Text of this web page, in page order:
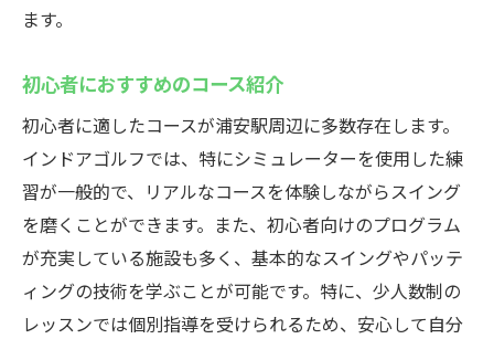
ます。
初心者におすすめのコース紹介
初心者に適したコースが浦安駅周辺に多数存在します。
インドアゴルフでは、特にシミュレーターを使用した練
習が一般的で、リアルなコースを体験しながらスイング
を磨くことができます。また、初心者向けのプログラム
が充実している施設も多く、基本的なスイングやパッテ
ィングの技術を学ぶことが可能です。特に、少人数制の
レッスンでは個別指導を受けられるため、安心して自分